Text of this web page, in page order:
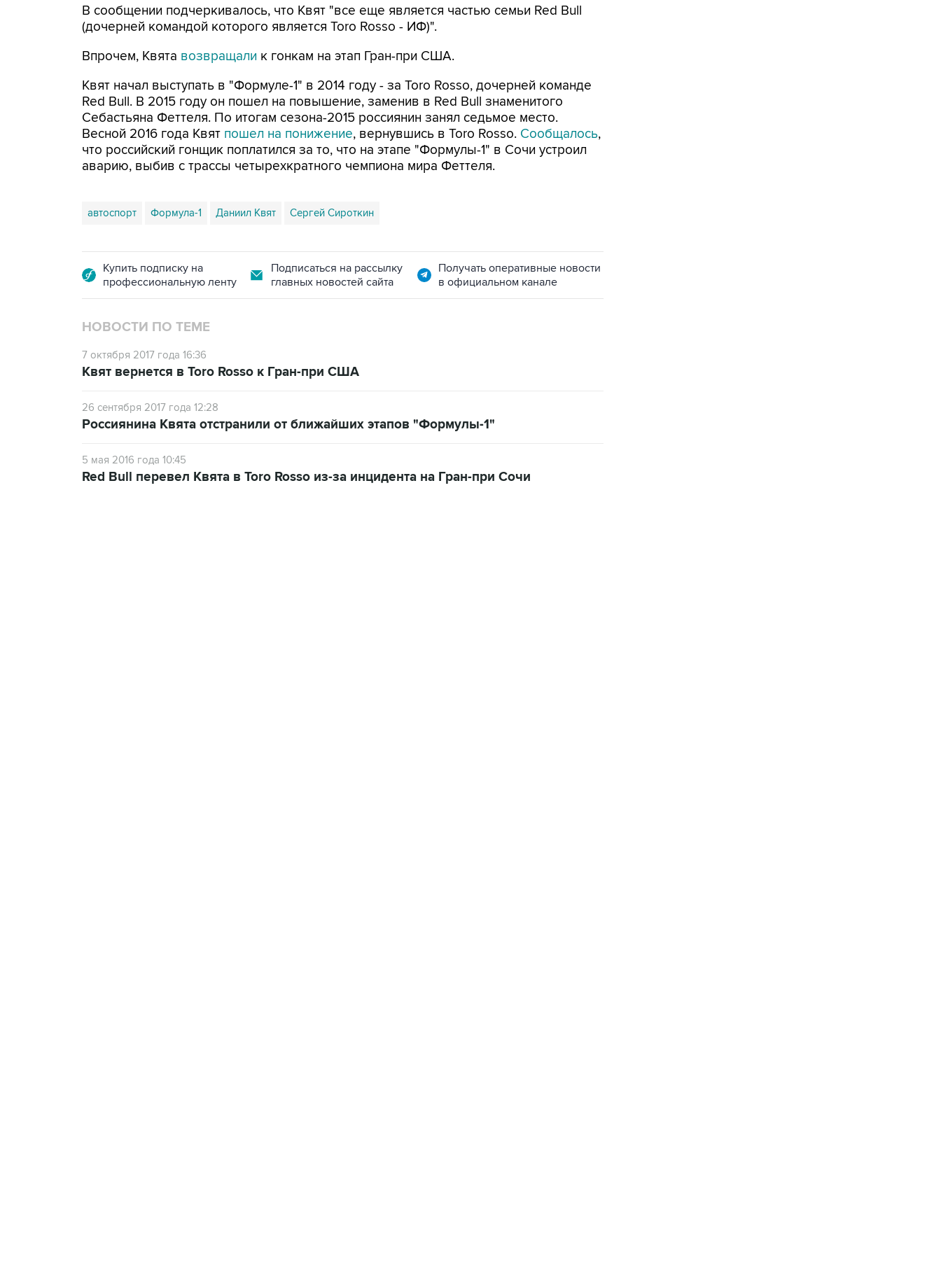
В сообщении подчеркивалось, что Квят "все еще является частью семьи Red Bull
(дочерней командой которого является Toro Rosso - ИФ)".
Впрочем, Квята возвращали к гонкам на этап Гран-при США.
Квят начал выступать в "Формуле-1" в 2014 году - за Toro Rosso, дочерней команде
Red Bull. В 2015 году он пошел на повышение, заменив в Red Bull знаменитого
Себастьяна Феттеля. По итогам сезона-2015 россиянин занял седьмое место.
Весной 2016 года Квят пошел на понижение, вернувшись в Toro Rosso. Сообщалось,
что российский гонщик поплатился за то, что на этапе "Формулы-1" в Сочи устроил
аварию, выбив с трассы четырехкратного чемпиона мира Феттеля.
автоспорт Формула-1 Даниил Квят Сергей Сироткин
Купить подписку на
профессиональную ленту
Подписаться на рассылку
главных новостей сайта
Получать оперативные новости
в официальном канале
НОВОСТИ ПО ТЕМЕ
7 октября 2017 года 16:36
Квят вернется в Toro Rosso к Гран-при США
26 сентября 2017 года 12:28
Россиянина Квята отстранили от ближайших этапов "Формулы-1"
5 мая 2016 года 10:45
Red Bull перевел Квята в Toro Rosso из-за инцидента на Гран-при Сочи